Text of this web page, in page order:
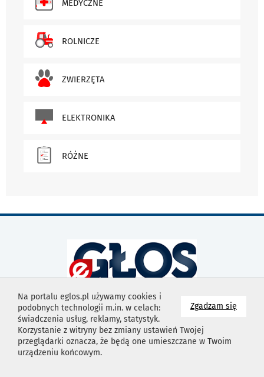
Zgadzam się
Na portalu eglos.pl używamy cookies i
podobnych technologii m.in. w celach:
świadczenia usług, reklamy, statystyk.
Korzystanie z witryny bez zmiany ustawień Twojej
przeglądarki oznacza, że będą one umieszczane w Twoim
urządzeniu końcowym.
MEDYCZNE
ROLNICZE
ZWIERZĘTA
ELEKTRONIKA
RÓŻNE
603 755 223
603 756 860
mail: kontakt@glossk.pl
telefon interwencyjny: 603 755 223